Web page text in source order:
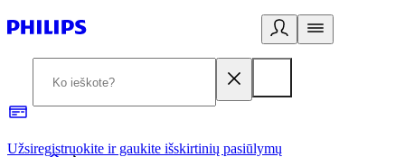
Užsiregistruokite ir gaukite išskirtinių pasiūlymų